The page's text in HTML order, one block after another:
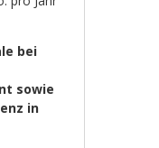
bei
sowie
in